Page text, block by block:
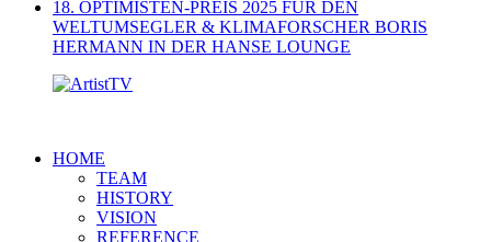
18. OPTIMISTEN-PREIS 2025 FÜR DEN
WELTUMSEGLER & KLIMAFORSCHER BORIS
HERMANN IN DER HANSE LOUNGE
HOME
TEAM
HISTORY
VISION
REFERENCE